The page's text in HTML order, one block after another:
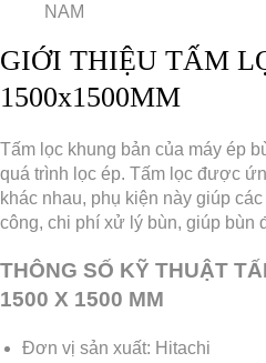
NAM
GIỚI THIỆU TẤM
1500x1500MM
Tấm lọc khung bản của máy ép
quá trình lọc ép. Tấm lọc được
khác nhau, phụ kiện này giúp
công, chi phí xử lý bùn, giúp bùn
THÔNG SỐ KỸ THUẬT
1500 X 1500 MM
Đơn vị sản xuất: Hitachi